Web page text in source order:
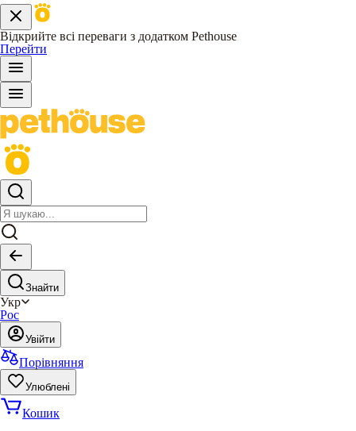
Відкрийте всі переваги з додатком Pethouse
Перейти
Знайти
Укр
Рос
Увійти
Порівняння
Улюблені
Кошик